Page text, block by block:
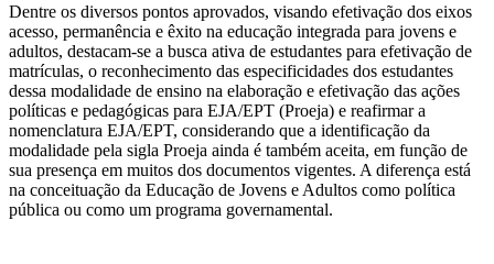
Dentre os diversos pontos aprovados, visando efetivação dos eixos
acesso, permanência e êxito na educação integrada para jovens e
adultos, destacam-se a busca ativa de estudantes para efetivação de
matrículas, o reconhecimento das especificidades dos estudantes
dessa modalidade de ensino na elaboração e efetivação das ações
políticas e pedagógicas para EJA/EPT (Proeja) e reafirmar a
nomenclatura EJA/EPT, considerando que a identificação da
modalidade pela sigla Proeja ainda é também aceita, em função de
sua presença em muitos dos documentos vigentes. A diferença está
na conceituação da Educação de Jovens e Adultos como política
pública ou como um programa governamental.